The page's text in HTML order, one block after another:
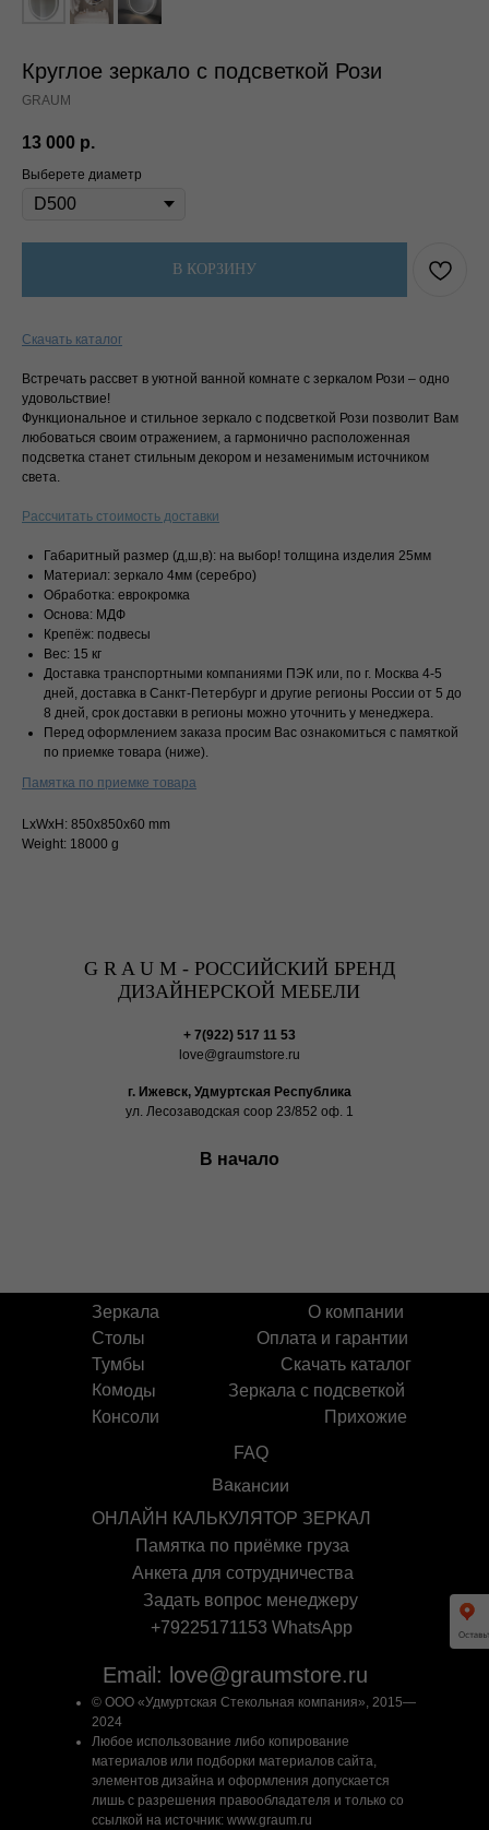
Лови промокод на все товары.
Скидка 10%
Жми на кнопку ниже, переходи в нашу группу ВК, подписывайся,
и отправь любой смайлик в личные сообщения. Менеджер в
ответном письме отправит промокод на любые покупки!
Круглое зеркало с подсветкой Рози
GRAUM
13 000 р.
Выберете диаметр
В КОРЗИНУ
Скачать каталог
Встречать рассвет в уютной ванной комнате с зеркалом Рози – одно
удовольствие!
Функциональное и стильное зеркало с подсветкой Рози позволит Вам
любоваться своим отражением, а гармонично расположенная
подсветка станет стильным декором и незаменимым источником
света.
Рассчитать стоимость доставки
Габаритный размер (д,ш,в): на выбор! толщина изделия 25мм
Материал: зеркало 4мм (серебро)
Обработка: еврокромка
Основа: МДФ
Крепёж: подвесы
Вес: 15 кг
Доставка транспортными компаниями ПЭК или, по г. Москва 4-5
дней, доставка в Санкт-Петербург и другие регионы России от 5 до
8 дней, срок доставки в регионы можно уточнить у менеджера.
Перед оформлением заказа просим Вас ознакомиться с памяткой
по приемке товара (ниже).
Памятка по приемке товара
LxWxH: 850x850x60 mm
Weight: 18000 g
G R A U M - РОССИЙСКИЙ БРЕНД
ДИЗАЙНЕРСКОЙ МЕБЕЛИ
+ 7(922) 517 11 53
love@graumstore.ru
г. Ижевск, Удмуртская Республика
ул. Лесозаводская соор 23/852 оф. 1
В начало
Зеркала
Столы
Тумбы
Комоды
Консоли Прихожие
Зеркала с подсветкой
FAQ
О компании
Оплата и гарантии
Памятка по приёмке груза
Задать вопрос менеджеру
Скачать каталог
Email: love@graumstore.ru
Анкета для сотрудничества
+79225171153 WhatsApp
© ООО «Удмуртская Стекольная компания», 2015—
2024
Любое использование либо копирование
материалов или подборки материалов сайта,
элементов дизайна и оформления допускается
лишь с разрешения правообладателя и только со
ссылкой на источник: www.graum.ru
ОНЛАЙН КАЛЬКУЛЯТОР ЗЕРКАЛ
Вакансии